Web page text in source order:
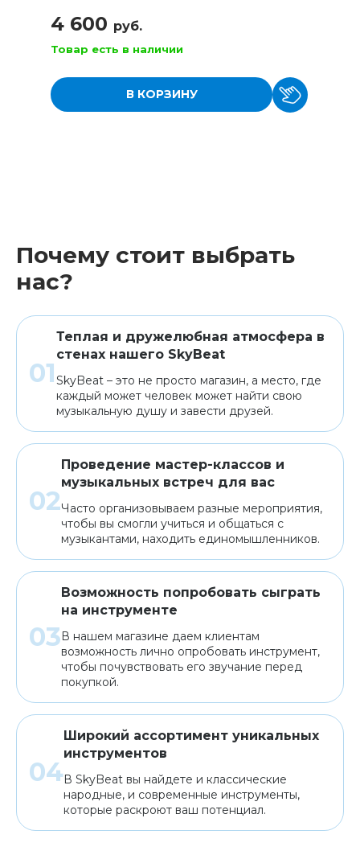
4 600 руб.
Товар есть в наличии
В КОРЗИНУ
Почему стоит выбрать
нас?
Теплая и дружелюбная атмосфера в
стенах нашего SkyBeat
SkyBeat – это не просто магазин, а место, где
каждый может человек может найти свою
музыкальную душу и завести друзей.
Проведение мастер-классов и
музыкальных встреч для вас
Часто организовываем разные мероприятия,
чтобы вы смогли учиться и общаться с
музыкантами, находить единомышленников.
Возможность попробовать сыграть
на инструменте
В нашем магазине даем клиентам
возможность лично опробовать инструмент,
чтобы почувствовать его звучание перед
покупкой.
Широкий ассортимент уникальных
инструментов
В SkyBeat вы найдете и классические
народные, и современные инструменты,
которые раскроют ваш потенциал.